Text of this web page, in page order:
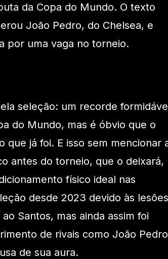
da Copa do Mundo. O texto
João Pedro, do Chelsea, e
por uma vaga no torneio.
seleção: um recorde
do Mundo, mas é óbvio que o
já foi. E isso sem mencionar
antes do torneio, que o deixará,
físico ideal nas
desde 2023 devido às lesões
Santos, mas ainda assim foi
de rivais como João Pedro
de sua aura.